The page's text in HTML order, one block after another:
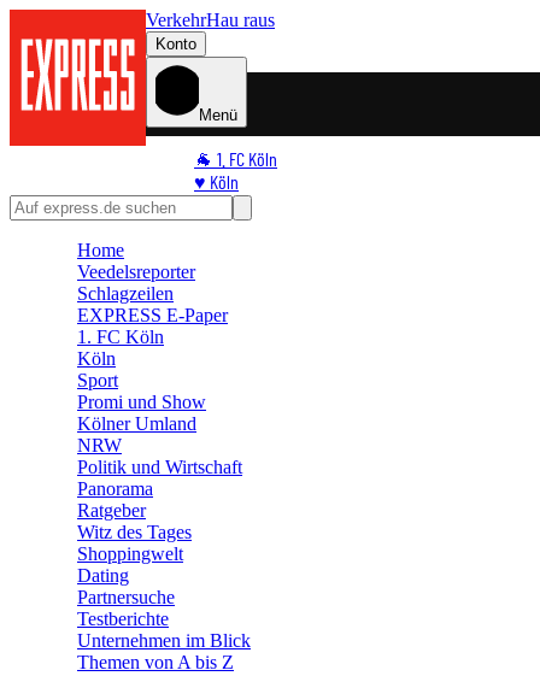
VerkehrHau raus
Konto
Menü
🐐 1. FC Köln
♥️ Köln
⭐ Promi
🛒 Shoppingwelt
Home
Veedelsreporter
Schlagzeilen
EXPRESS E-Paper
1. FC Köln
Köln
Sport
Promi und Show
Kölner Umland
NRW
Politik und Wirtschaft
Panorama
Ratgeber
Witz des Tages
Shoppingwelt
Dating
Partnersuche
Testberichte
Unternehmen im Blick
Themen von A bis Z